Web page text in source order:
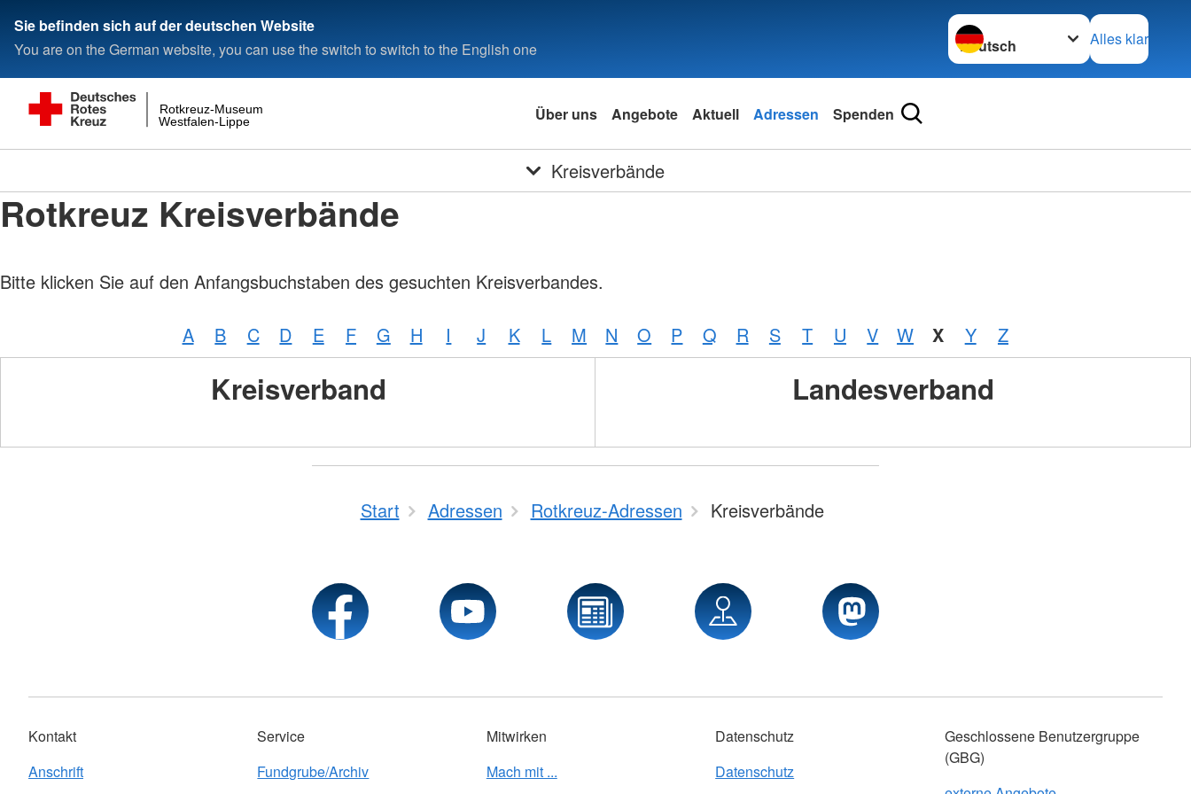
Sie befinden sich auf der deutschen Website
You are on the German website, you can use the switch to switch to the English one
Sprache wechseln zu
Alles klar
Westfalen-Lippe
Rotkreuz-Museum Über uns Angebote Aktuell Adressen Spenden
Kreisverbände
Rotkreuz Kreisverbände
Bitte klicken Sie auf den Anfangsbuchstaben des gesuchten Kreisverbandes.
A B C D E F G H I J K L M N O P Q R S T U V W X Y Z
Kreisverband Landesverband
Start Adressen Rotkreuz-Adressen Kreisverbände
Kontakt
Anschrift
Service
Fundgrube/Archiv
Mitwirken
Mach mit ...
Datenschutz
Datenschutz
Geschlossene Benutzergruppe
(GBG)